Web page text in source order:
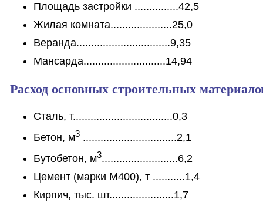
Площадь застройки ...............42,5
Жилая комната.....................25,0
Веранда................................9,35
Мансарда............................14,94
Расход основных строительных
Сталь, т..................................0,3
Бетон, м3 ................................2,1
Бутобетон, м3..........................6,2
Цемент (марки М400), т ...........1,4
Кирпич, тыс. шт......................1,7